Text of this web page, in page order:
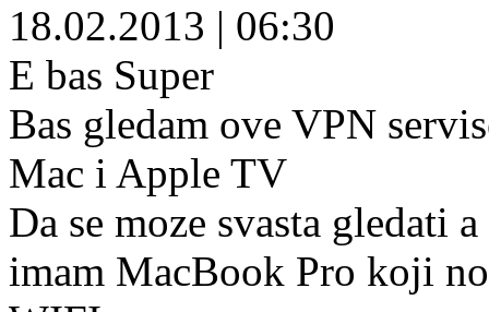
18.02.2013 | 06:30
E bas Super
Bas gledam ove VPN
Mac i Apple TV
Da se moze svasta gledati
imam MacBook Pro koji